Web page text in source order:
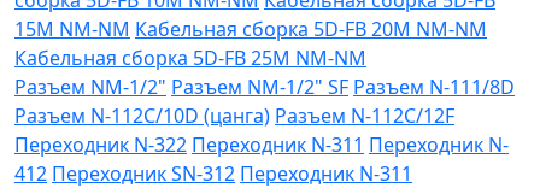
15М NM-NM Кабельная сборка 5D-FB 20М NM-NM
Кабельная сборка 5D-FB 25М NM-NM
Разъем NM-1/2" Разъем NM-1/2" SF Разъем N-111/8D
Разъем N-112C/10D (цанга) Разъем N-112C/12F
Переходник N-322 Переходник N-311 Переходник N-
412 Переходник SN-312 Переходник N-311